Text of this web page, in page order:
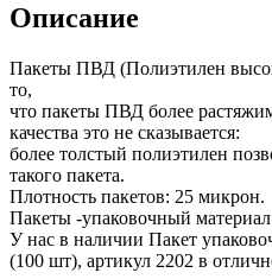
Описание
Пакеты ПВД (Полиэтилен
то,
что пакеты ПВД более
качества это не сказывается:
более толстый полиэтилен
такого пакета.
Плотность пакетов: 25 микрон.
Пакеты -упаковочный
У нас в наличии Пакет
(100 шт), артикул 2202 в